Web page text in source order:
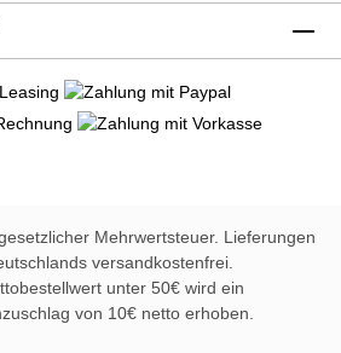
Mehrwertsteuer. Lieferungen
versandkostenfrei.
unter 50€ wird ein
von 10€ netto erhoben.